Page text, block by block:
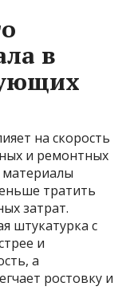
в
на скорость
и ремонтных
тратить
затрат.
штукатурка с
и
а
ростовку и